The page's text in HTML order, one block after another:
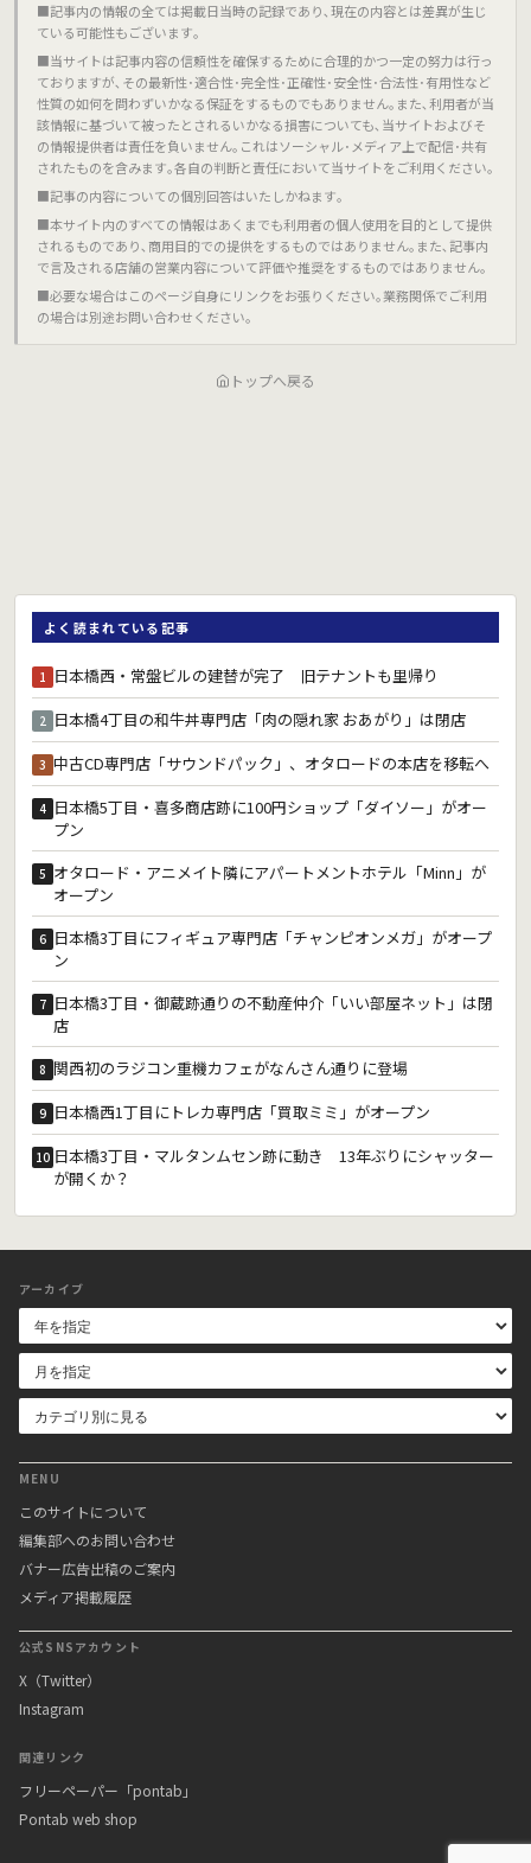
■記事内の情報の全ては掲載日当時の記録であり､現在の内容とは差異が生じ
ている可能性もございます｡
■当サイトは記事内容の信頼性を確保するために合理的かつ一定の努力は行っ
ておりますが､その最新性･適合性･完全性･正確性･安全性･合法性･有用性など
性質の如何を問わずいかなる保証をするものでもありません｡また､利用者が当
該情報に基づいて被ったとされるいかなる損害についても､当サイトおよびそ
の情報提供者は責任を負いません｡これはソーシャル･メディア上で配信･共有
されたものを含みます｡各自の判断と責任において当サイトをご利用ください｡
■記事の内容についての個別回答はいたしかねます｡
■本サイト内のすべての情報はあくまでも利用者の個人使用を目的として提供
されるものであり､商用目的での提供をするものではありません｡また､記事内
で言及される店舗の営業内容について評価や推奨をするものではありません｡
■必要な場合はこのページ自身にリンクをお張りください｡業務関係でご利用
の場合は別途お問い合わせください｡
トップへ戻る
よく読まれている記事
1 日本橋西・常盤ビルの建替が完了 旧テナントも里帰り
2 日本橋4丁目の和牛丼専門店「肉の隠れ家 おあがり」は閉店
3 中古CD専門店「サウンドパック」、オタロードの本店を移転へ
4 日本橋5丁目・喜多商店跡に100円ショップ「ダイソー」がオー
プン
5 オタロード・アニメイト隣にアパートメントホテル「Minn」が
オープン
6 日本橋3丁目にフィギュア専門店「チャンピオンメガ」がオープ
ン
7 日本橋3丁目・御蔵跡通りの不動産仲介「いい部屋ネット」は閉
店
8 関西初のラジコン重機カフェがなんさん通りに登場
9 日本橋西1丁目にトレカ専門店「買取ミミ」がオープン
10 日本橋3丁目・マルタンムセン跡に動き 13年ぶりにシャッター
が開くか？
アーカイブ
MENU
このサイトについて
編集部へのお問い合わせ
バナー広告出稿のご案内
メディア掲載履歴
公式SNSアカウント
X（Twitter）
Instagram
関連リンク
フリーペーパー「pontab」
Pontab web shop